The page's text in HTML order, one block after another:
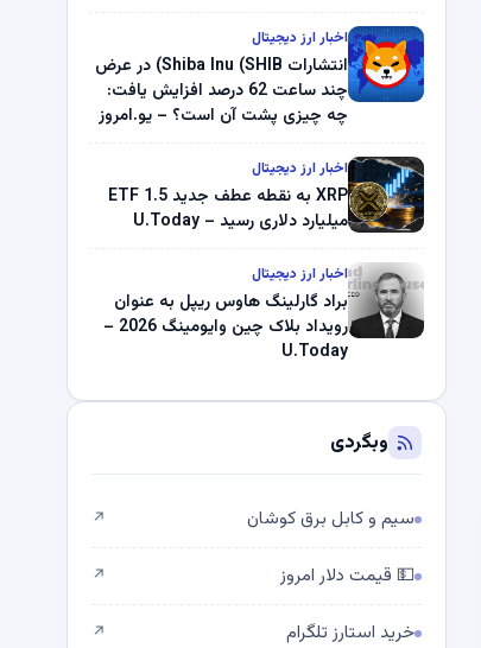
میلیون دلار U-Turn در بیت کوین را
ثبت کرد – گزارش کریپتو صبح –
U.Today
اخبار ارز دیجیتال
انتشارات Shiba Inu (SHIB) در عرض
چند ساعت 62 درصد افزایش یافت:
چه چیزی پشت آن است؟ – یو.امروز
اخبار ارز دیجیتال
XRP به نقطه عطف جدید ETF 1.5
میلیارد دلاری رسید – U.Today
اخبار ارز دیجیتال
براد گارلینگ هاوس ریپل به عنوان
رویداد بلاک چین وایومینگ 2026 –
U.Today
وبگردی
سیم و کابل برق کوشان ↗
💵 قیمت دلار امروز ↗
خرید استارز تلگرام ↗